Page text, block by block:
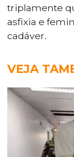
triplamente
asfixia e
cadáver.
VEJA